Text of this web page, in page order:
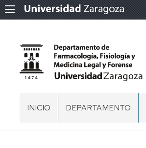
INICIO DEPARTAMENTO